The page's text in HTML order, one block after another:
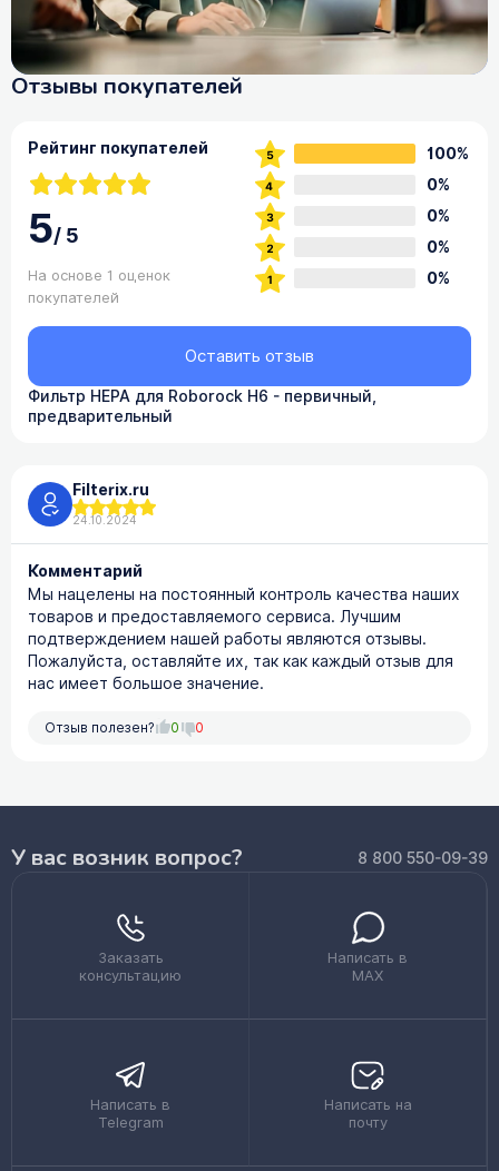
Отзывы покупателей
Рейтинг покупателей
5/5
На основе 1 оценок
покупателей
100%
0%
0%
0%
0%
Фильтр HEPA для Roborock H6 - первичный,
предварительный
Оставить отзыв
Filterix.ru
24.10.2024
Комментарий
Мы нацелены на постоянный контроль качества наших
товаров и предоставляемого сервиса. Лучшим
подтверждением нашей работы являются отзывы.
Пожалуйста, оставляйте их, так как каждый отзыв для
нас имеет большое значение.
Отзыв полезен? 0 0
У вас возник вопрос? 8 800 550-09-39
Заказать
консультацию
Написать в
MAX
Написать в
Telegram
Написать на
почту